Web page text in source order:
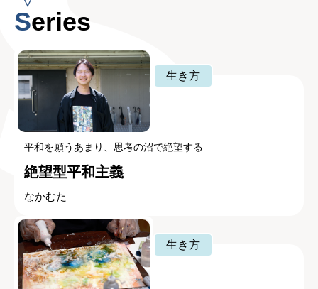
Series
生き方
平和を願うあまり、思考の沼で絶望する
絶望型平和主義
なかむた
生き方